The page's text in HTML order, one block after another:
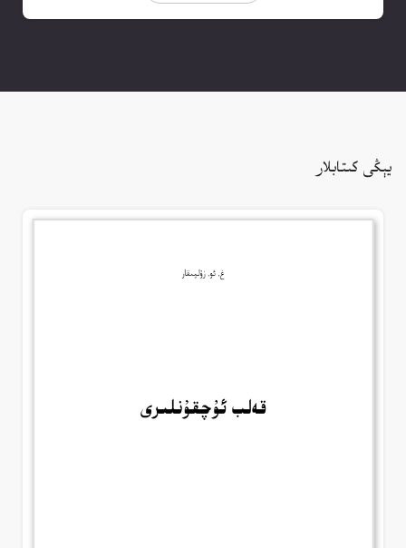
يېڭى كىتابلار